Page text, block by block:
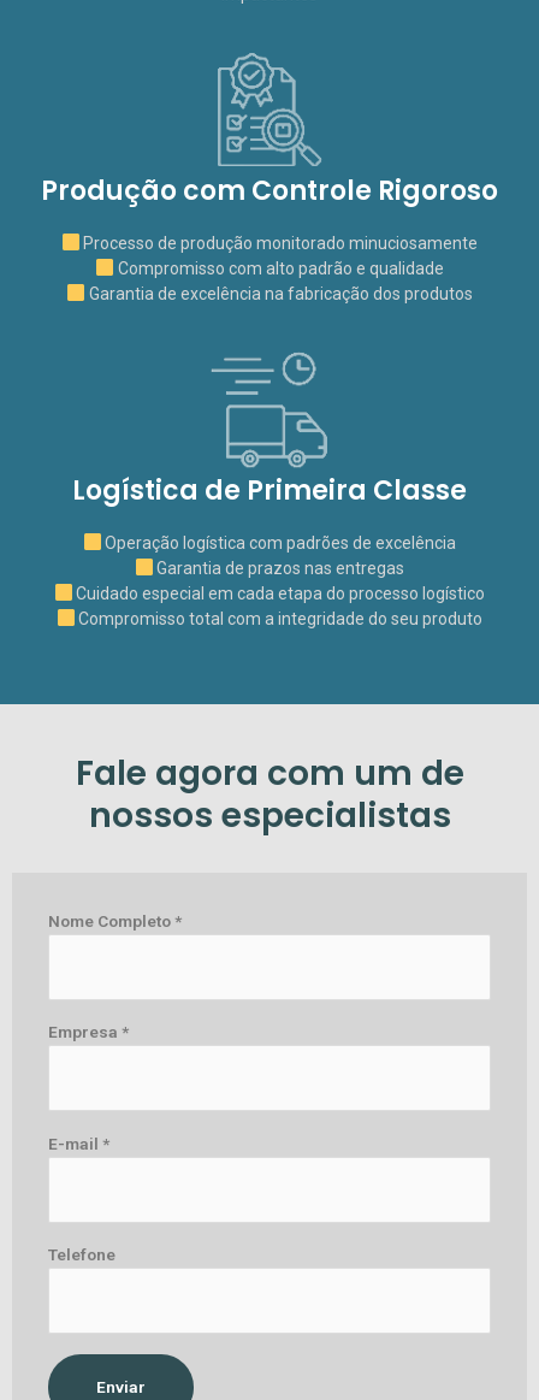
Produção com Controle Rigoroso
Processo de produção monitorado minuciosamente
Compromisso com alto padrão e qualidade
Garantia de excelência na fabricação dos produtos
Logística de Primeira Classe
Operação logística com padrões de excelência
Garantia de prazos nas entregas
Cuidado especial em cada etapa do processo logístico
Compromisso total com a integridade do seu produto
Fale agora com um de
nossos especialistas
Nome Completo *
Empresa *
E-mail *
Telefone